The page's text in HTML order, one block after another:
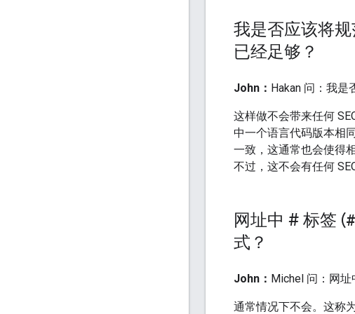
我是否应该将
已经足够？
John： Hakan 问：我是
这样做不会带来任何
中一个语言代码版本相
一致，这通常也会使得
不过，这不会有任何
网址中 # 标签 (#
式？
John： Michel 问：网
通常情况下不会。这称